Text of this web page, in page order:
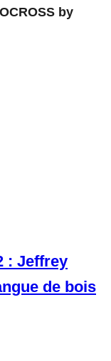
by
: Jeffrey
de bois